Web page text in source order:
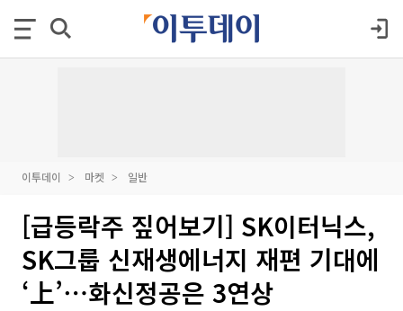
이투데이 마켓 일반
[급등락주 짚어보기] SK이터닉스,
SK그룹 신재생에너지 재편 기대에
‘上’⋯화신정공은 3연상